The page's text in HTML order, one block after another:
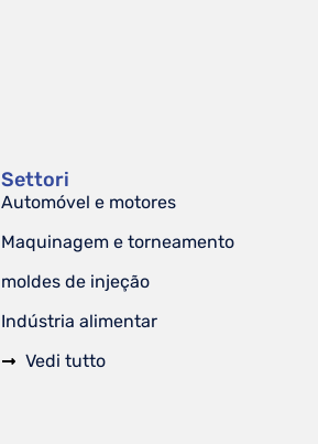
Settori
Automóvel e motores
Maquinagem e torneamento
moldes de injeção
Indústria alimentar
Vedi tutto